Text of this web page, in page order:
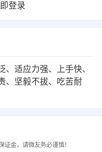
登录
适应力强、上手快、
、坚毅不拔、吃苦耐
金，请微友务必谨慎！